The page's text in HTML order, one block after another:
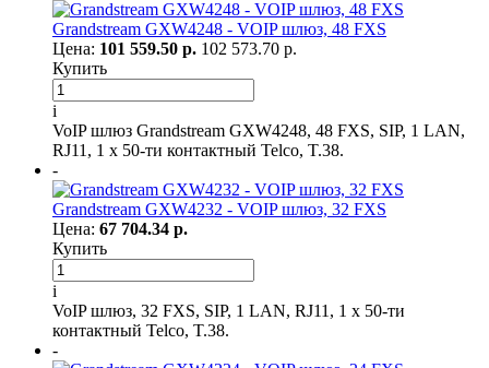
Grandstream GXW4248 - VOIP шлюз, 48 FXS
Цена: 101 559.50 р. 102 573.70 р.
Купить
i
VoIP шлюз Grandstream GXW4248, 48 FXS, SIP, 1 LAN,
RJ11, 1 x 50-ти контактный Telco, T.38.
-
Grandstream GXW4232 - VOIP шлюз, 32 FXS
Цена: 67 704.34 р.
Купить
i
VoIP шлюз, 32 FXS, SIP, 1 LAN, RJ11, 1 x 50-ти
контактный Telco, T.38.
-